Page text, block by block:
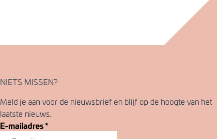
NIETS MISSEN?
Meld je aan voor de nieuwsbrief en blijf op de hoogte van het
laatste nieuws.
E-mailadres*